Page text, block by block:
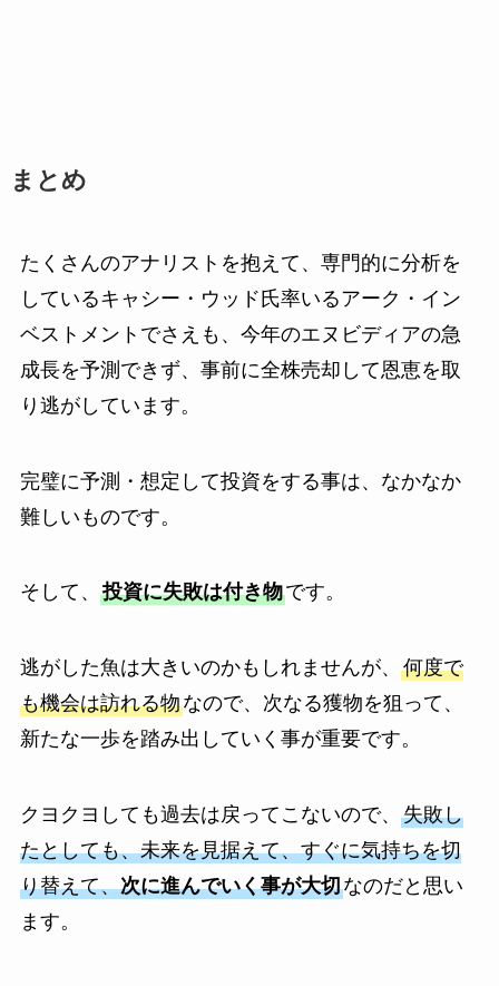
まとめ
たくさんのアナリストを抱えて、専門的に分析を
しているキャシー・ウッド氏率いるアーク・イン
ベストメントでさえも、今年のエヌビディアの急
成長を予測できず、事前に全株売却して恩恵を取
り逃がしています。
完璧に予測・想定して投資をする事は、なかなか
難しいものです。
そして、 投資に失敗は付き物です。
逃がした魚は大きいのかもしれませんが、 何度で
も機会は訪れる物なので、次なる獲物を狙って、
新たな一歩を踏み出していく事が重要です。
クヨクヨしても過去は戻ってこないので、 失敗し
たとしても、未来を見据えて、すぐに気持ちを切
り替えて、次に進んでいく事が大切なのだと思い
ます。